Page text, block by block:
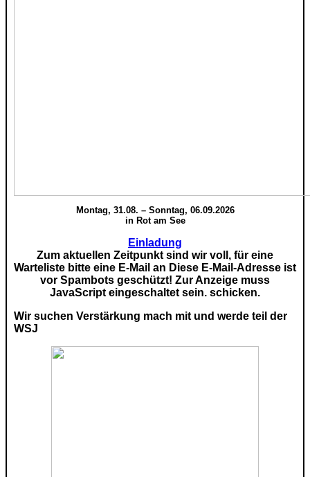
Montag, 31.08. – Sonntag, 06.09.2026
in Rot am See
Einladung
Zum aktuellen Zeitpunkt sind wir voll, für eine
Warteliste bitte eine E-Mail an Diese E-Mail-Adresse ist
vor Spambots geschützt! Zur Anzeige muss
JavaScript eingeschaltet sein. schicken.
Wir suchen Verstärkung mach mit und werde teil der
WSJ